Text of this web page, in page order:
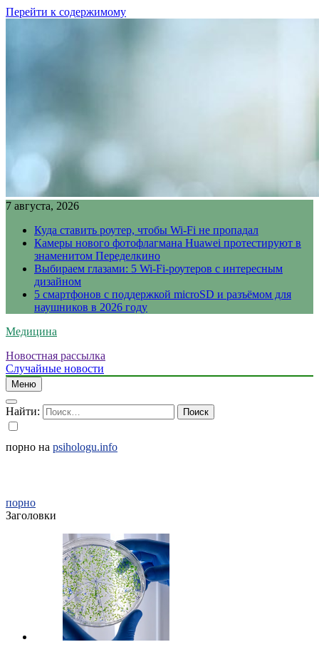
Перейти к содержимому
7 августа, 2026
Куда ставить роутер, чтобы Wi-Fi не пропадал
Камеры нового фотофлагмана Huawei протестируют в
знаменитом Переделкино
Выбираем глазами: 5 Wi-Fi-роутеров с интересным
дизайном
5 смартфонов с поддержкой microSD и разъёмом для
наушников в 2026 году
Медицина
Новостная рассылка
Случайные новости
Меню
Найти:
порно на psihologu.info
порно
Заголовки